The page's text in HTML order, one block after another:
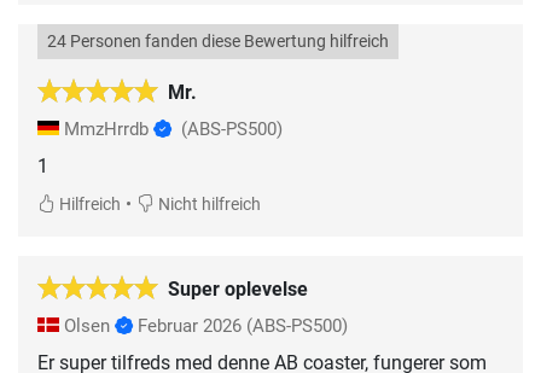
Mr.
24 Personen fanden diese Bewertung hilfreich
MmzHrrdb (ABS-PS500)
1
Hilfreich • Nicht hilfreich
Super oplevelse
Olsen Februar 2026 (ABS-PS500)
Er super tilfreds med denne AB coaster, fungerer som